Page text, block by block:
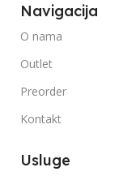
Navigacija
O nama
Outlet
Preorder
Kontakt
Usluge